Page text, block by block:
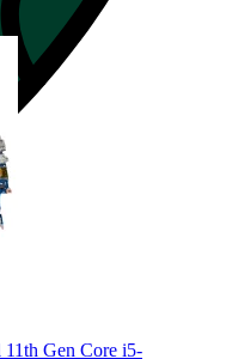
Gen Core i5-